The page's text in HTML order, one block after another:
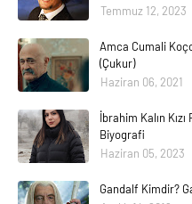
Temmuz 12, 2023
Amca Cumali
(Çukur)
Haziran 06, 2021
İbrahim Kalın
Biyografi
Haziran 05, 2023
Gandalf Kimdir?